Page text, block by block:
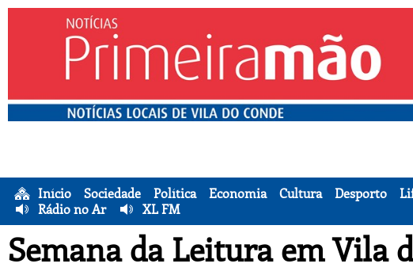
Início Sociedade Política Economia Cultura Desporto
Rádio no Ar
XL FM
Semana da Leitura em Vila